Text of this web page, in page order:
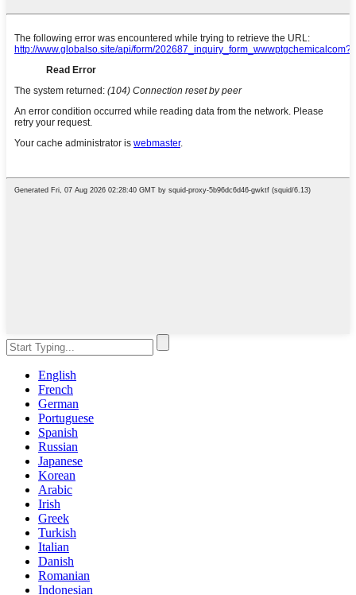
English
French
German
Portuguese
Spanish
Russian
Japanese
Korean
Arabic
Irish
Greek
Turkish
Italian
Danish
Romanian
Indonesian